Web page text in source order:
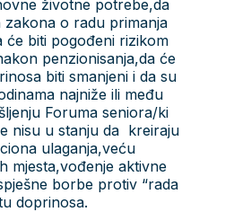
životne potrebe,da
o radu primanja
će biti pogođeni rizikom
penzionisanja,da će
biti smanjeni i da su
najniže ili među
Foruma seniora/ki
nisu u stanju da kreiraju
ulaganja,veću
mjesta,vođenje aktivne
borbe protiv “rada
doprinosa.